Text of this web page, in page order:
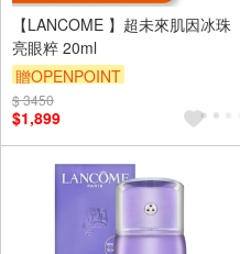
【LANCOME 】超未來肌因冰珠
亮眼粹 20ml
贈OPENPOINT
$ 3450
$1,899